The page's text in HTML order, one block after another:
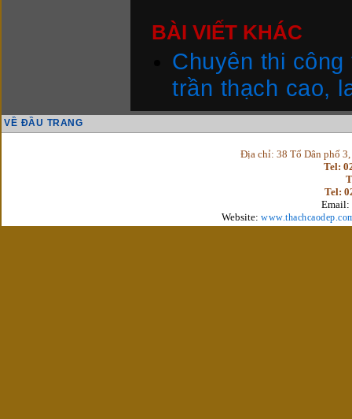
BÀI VIẾT KHÁC
Chuyên thi
trần thạch cao,
VỀ ĐẦU TRANG
Địa chỉ: 38 Tổ Dân phố
Tel:
Tel:
Email:
Website: